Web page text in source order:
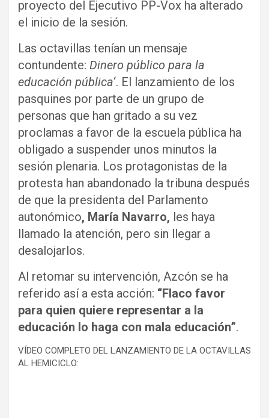
proyecto del Ejecutivo PP-Vox ha alterado
el inicio de la sesión.
Las octavillas tenían un mensaje
contundente: Dinero público para la
educación pública‘. El lanzamiento de los
pasquines por parte de un grupo de
personas que han gritado a su vez
proclamas a favor de la escuela pública ha
obligado a suspender unos minutos la
sesión plenaria. Los protagonistas de la
protesta han abandonado la tribuna después
de que la presidenta del Parlamento
autonómico, María Navarro, les haya
llamado la atención, pero sin llegar a
desalojarlos.
Al retomar su intervención, Azcón se ha
referido así a esta acción: “Flaco favor
para quien quiere representar a la
educación lo haga con mala educación”.
VÍDEO COMPLETO DEL LANZAMIENTO DE LA OCTAVILLAS
AL HEMICICLO: